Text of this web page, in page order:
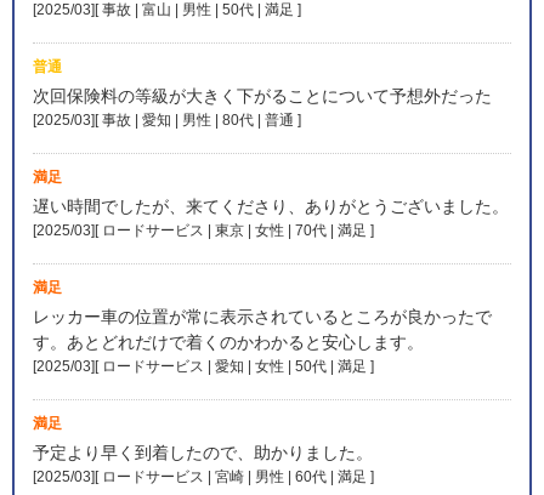
[2025/03][ 事故 | 富山 | 男性 | 50代 | 満足 ]
普通
次回保険料の等級が大きく下がることについて予想外だった
[2025/03][ 事故 | 愛知 | 男性 | 80代 | 普通 ]
満足
遅い時間でしたが、来てくださり、ありがとうございました。
[2025/03][ ロードサービス | 東京 | 女性 | 70代 | 満足 ]
満足
レッカー車の位置が常に表示されているところが良かったで
す。あとどれだけで着くのかわかると安心します。
[2025/03][ ロードサービス | 愛知 | 女性 | 50代 | 満足 ]
満足
予定より早く到着したので、助かりました。
[2025/03][ ロードサービス | 宮崎 | 男性 | 60代 | 満足 ]